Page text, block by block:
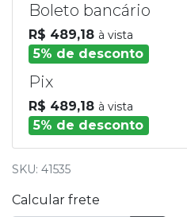
Boleto bancário
R$ 489,18 à vista
5% de desconto
Pix
R$ 489,18 à vista
5% de desconto
SKU: 41535
Calcular frete